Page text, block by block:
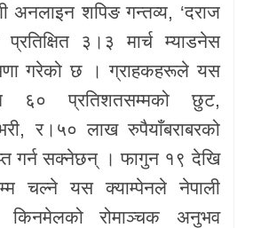
अनलाइन शपिङ गन्तव्य, ‘दराज
३।३ मार्च म्याडनेस
गरेको छ । ग्राहकहरूले यस
६० प्रतिशतसम्मको छुट,
र।५० लाख रुपैयाँबराबरको
गर्न सक्नेछन् । फागुन १९ देखि
चल्ने यस क्याम्पेनले नेपाली
किनमेलको रोमाञ्चक अनुभव